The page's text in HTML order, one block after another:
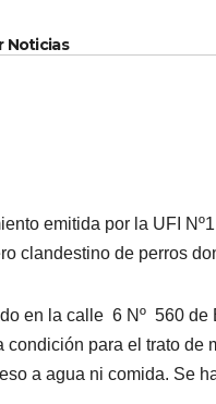
Noticias
emitida por la UFI
clandestino de perros
en la calle 6 Nº 560
condición para el trato
a agua ni comida. Se